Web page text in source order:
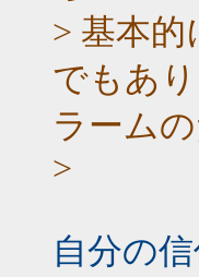
> 基本
でもあ
ラーム
>
自分の